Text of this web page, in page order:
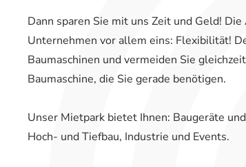
Dann sparen Sie mit uns Zeit und Geld!
Unternehmen vor allem eins: Flexibilität!
Baumaschinen und vermeiden Sie
Baumaschine, die Sie gerade benötigen.
Unser Mietpark bietet Ihnen: Baugeräte
Hoch- und Tiefbau, Industrie und Events.